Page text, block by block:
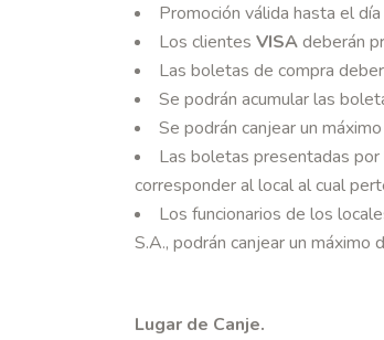
Promoción válida hasta el
Los clientes VISAdeberán
Las boletas de compra
Se podrán acumular las
Se podrán canjear un
Las boletas presentadas por
corresponder al local al cual
Los funcionarios de los
S.A., podrán canjear un
Lugar de Canje.